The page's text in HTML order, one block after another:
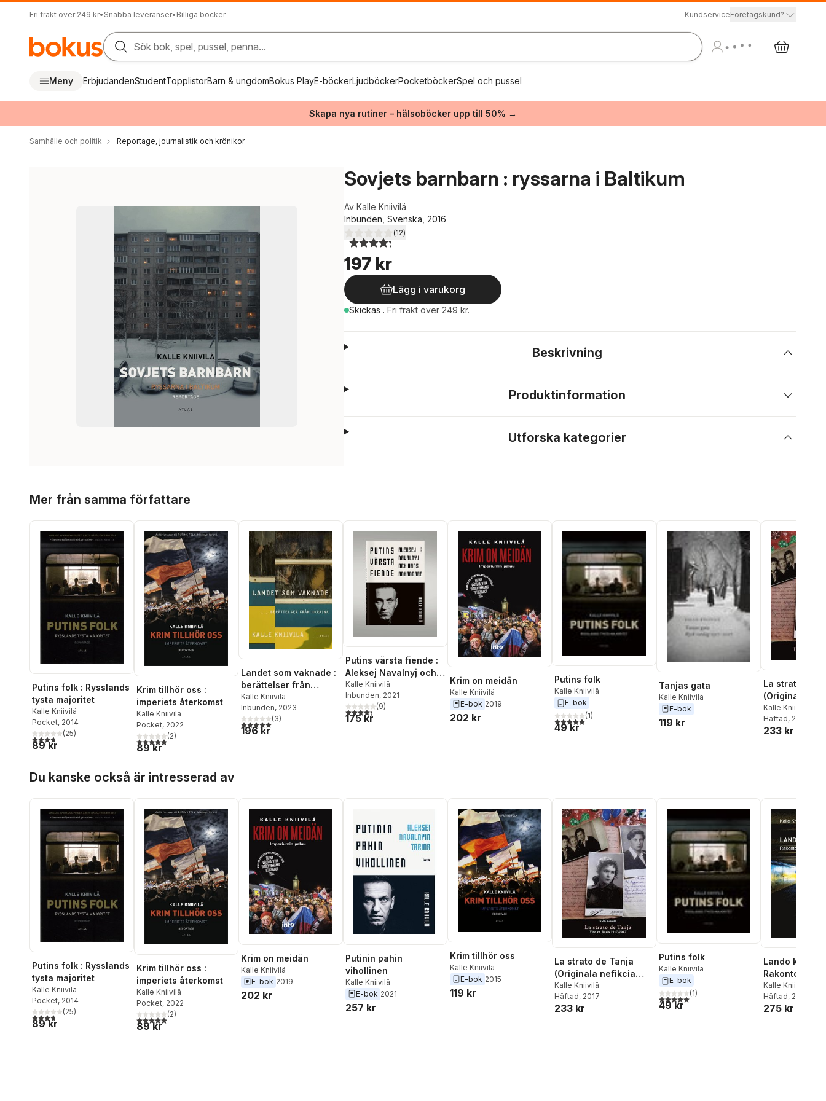
Fri frakt över 249 kr• Snabba leveranser• Billiga böcker KundserviceFöretagskund?
Sök bok, spel, pussel, penna...
Meny ErbjudandenStudentTopplistorBarn & ungdomBokus PlayE-böckerLjudböckerPocketböckerSpel och pussel
Skapa nya rutiner – hälsoböcker upp till 50% →
Samhälle och politik Reportage, journalistik och krönikor
Sovjets barnbarn : ryssarna i Baltikum
Av Kalle Kniivilä
Inbunden, Svenska, 2016
4,3utav 5 stjärnor. Totalt antal röster:
(12)
197 kr
Lägg i varukorg
Skickas . Fri frakt över 249 kr.
Beskrivning
Produktinformation
Utforska kategorier
Mer från samma författare
Putins folk : Rysslands
tysta majoritet
Kalle Kniivilä
Pocket, 2014
3,8utav 5 stjärnor. Totalt antal röster:
(25)
89 kr
Krim tillhör oss :
imperiets återkomst
Kalle Kniivilä
Pocket, 2022
5,0utav 5 stjärnor. Totalt antal röster:
(2)
89 kr
Landet som vaknade :
berättelser från
Ukraina
Kalle Kniivilä
Inbunden, 2023
5,0utav 5 stjärnor. Totalt antal röster:
(3)
196 kr
Putins värsta fiende :
Aleksej Navalnyj och
hans anhängare
Kalle Kniivilä
Inbunden, 2021
4,3utav 5 stjärnor. Totalt antal röster:
(9)
175 kr
Krim on meidän
Kalle Kniivilä
E-bok 2019
202 kr
Putins folk
Kalle Kniivilä
E-bok
5,0utav 5 stjärnor. Totalt antal röster:
(1)
49 kr
Tanjas gata
Kalle Kniivilä
E-bok
119 kr
La strato de
(Originala
rakonto en
Kalle Kniivilä
Häftad, 2017
233 kr
Du kanske också är intresserad av
Putins folk : Rysslands
tysta majoritet
Kalle Kniivilä
Pocket, 2014
3,8utav 5 stjärnor. Totalt antal röster:
(25)
89 kr
Krim tillhör oss :
imperiets återkomst
Kalle Kniivilä
Pocket, 2022
5,0utav 5 stjärnor. Totalt antal röster:
(2)
89 kr
Krim on meidän
Kalle Kniivilä
E-bok 2019
202 kr
Putinin pahin
vihollinen
Kalle Kniivilä
E-bok 2021
257 kr
Krim tillhör oss
Kalle Kniivilä
E-bok 2015
119 kr
La strato de Tanja
(Originala nefikcia
rakonto en Esperanto)
Kalle Kniivilä
Häftad, 2017
233 kr
Putins folk
Kalle Kniivilä
E-bok
5,0utav 5 stjärnor. Totalt antal röster:
(1)
49 kr
Lando kiu
Rakontoj el
(Raportoj en
Esperanto)
Kalle Kniivilä
Häftad, 2023
275 kr